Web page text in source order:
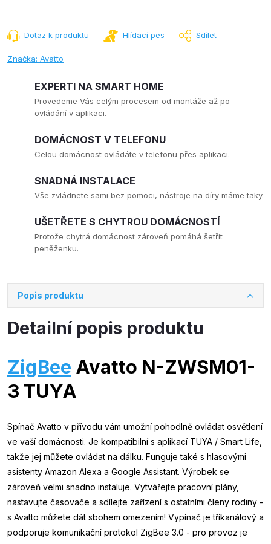
Dotaz k produktu Hlídací pes Sdílet
Značka: Avatto
EXPERTI NA SMART HOME
Provedeme Vás celým procesem od montáže až po
ovládání v aplikaci.
DOMÁCNOST V TELEFONU
Celou domácnost ovládáte v telefonu přes aplikaci.
SNADNÁ INSTALACE
Vše zvládnete sami bez pomoci, nástroje na díry máme taky.
UŠETŘETE S CHYTROU DOMÁCNOSTÍ
Protože chytrá domácnost zároveň pomáhá šetřit
peněženku.
Popis produktu
Detailní popis produktu
ZigBee Avatto N-ZWSM01-
3 TUYA
Spínač Avatto v přívodu vám umožní pohodlně ovládat osvětlení
ve vaší domácnosti. Je kompatibilní s aplikací TUYA / Smart Life,
takže jej můžete ovládat na dálku. Funguje také s hlasovými
asistenty Amazon Alexa a Google Assistant. Výrobek se
zároveň velmi snadno instaluje. Vytvářejte pracovní plány,
nastavujte časovače a sdílejte zařízení s ostatními členy rodiny -
s Avatto můžete dát sbohem omezením! Vypínač je tříkanálový a
podporuje komunikační protokol ZigBee 3.0 - pro provoz je